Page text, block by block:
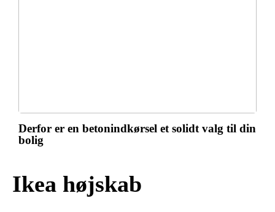
Derfor er en betonindkørsel et solidt valg til din
bolig
Ikea højskab